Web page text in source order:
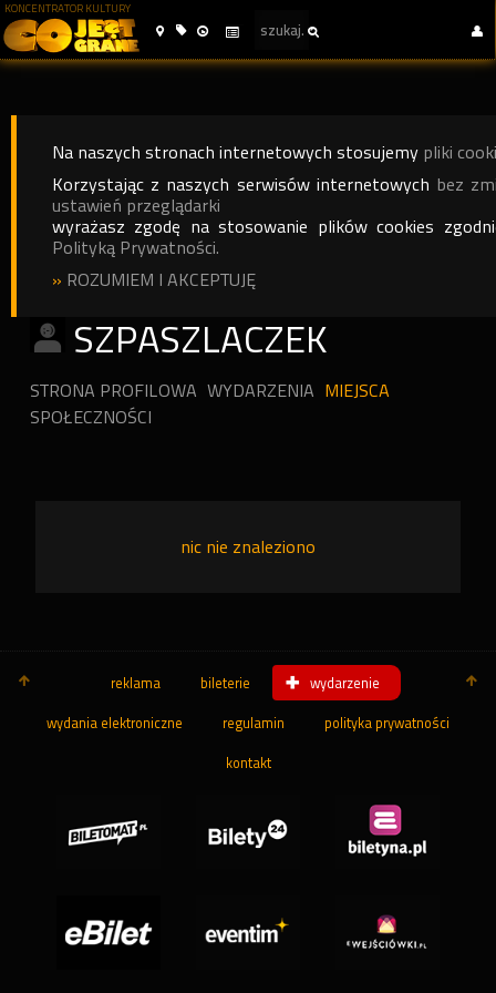
KONCENTRATOR KULTURY
Na naszych stronach internetowych stosujemy pliki
Korzystając z naszych serwisów internetowych bez
ustawień przeglądarki
wyrażasz zgodę na stosowanie plików cookies
Polityką Prywatności.
» ROZUMIEM I AKCEPTUJĘ
SZPASZLACZEK
STRONA PROFILOWA WYDARZENIA MIEJSCA
SPOŁECZNOŚCI
nic nie znaleziono
reklama bileterie wydarzenie
wydania elektroniczne regulamin polityka prywatności
kontakt